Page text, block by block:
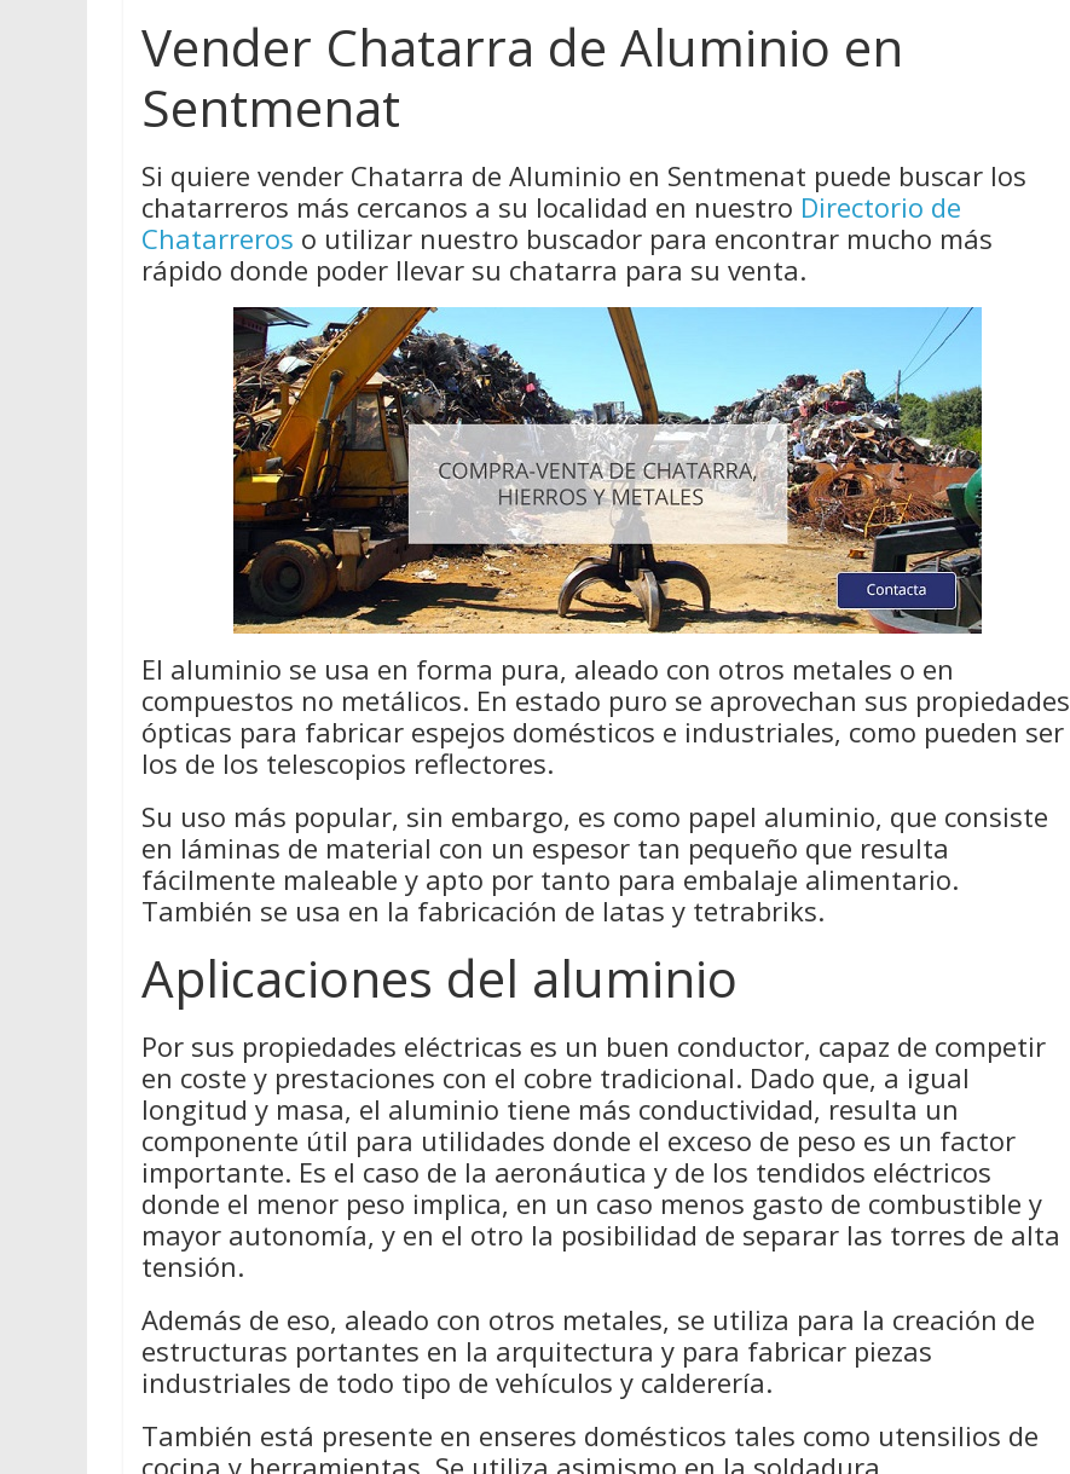
Vender Chatarra de Aluminio en
Sentmenat
Si quiere vender Chatarra de Aluminio en Sentmenat puede buscar los
chatarreros más cercanos a su localidad en nuestro Directorio de
Chatarreros o utilizar nuestro buscador para encontrar mucho más
rápido donde poder llevar su chatarra para su venta.
El aluminio se usa en forma pura, aleado con otros metales o en
compuestos no metálicos. En estado puro se aprovechan sus propiedades
ópticas para fabricar espejos domésticos e industriales, como pueden ser
los de los telescopios reflectores.
Su uso más popular, sin embargo, es como papel aluminio, que consiste
en láminas de material con un espesor tan pequeño que resulta
fácilmente maleable y apto por tanto para embalaje alimentario.
También se usa en la fabricación de latas y tetrabriks.
Aplicaciones del aluminio
Por sus propiedades eléctricas es un buen conductor, capaz de competir
en coste y prestaciones con el cobre tradicional. Dado que, a igual
longitud y masa, el aluminio tiene más conductividad, resulta un
componente útil para utilidades donde el exceso de peso es un factor
importante. Es el caso de la aeronáutica y de los tendidos eléctricos
donde el menor peso implica, en un caso menos gasto de combustible y
mayor autonomía, y en el otro la posibilidad de separar las torres de alta
tensión.
Además de eso, aleado con otros metales, se utiliza para la creación de
estructuras portantes en la arquitectura y para fabricar piezas
industriales de todo tipo de vehículos y calderería.
También está presente en enseres domésticos tales como utensilios de